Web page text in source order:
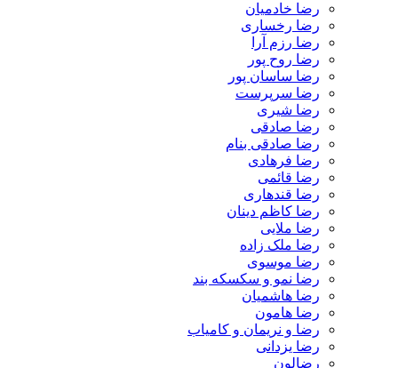
رضا خادمیان
رضا رخساری
رضا رزم آرا
رضا روح پور
رضا ساسان پور
رضا سرپرست
رضا شیری
رضا صادقی
رضا صادقی بنام
رضا فرهادی
رضا قائمی
رضا قندهاری
رضا کاظم دینان
رضا ملایی
رضا ملک زاده
رضا موسوی
رضا نمو و سکسکه بند
رضا هاشمیان
رضا هامون
رضا و نریمان و کامیاب
رضا یزدانی
رضالون